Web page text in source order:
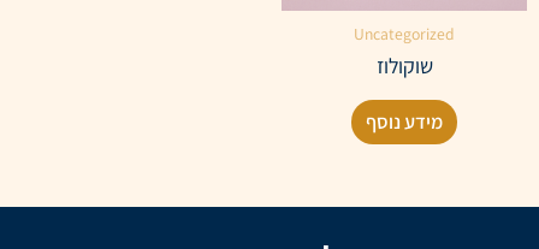
Uncategorized
שוקולוז
מידע נוסף